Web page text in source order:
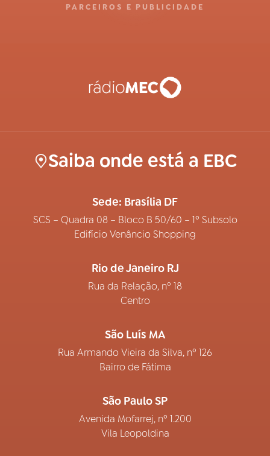
PARCEIROS E PUBLICIDADE
Saiba onde está a EBC
Sede: Brasília DF
SCS – Quadra 08 – Bloco B 50/60 – 1º Subsolo
Edifício Venâncio Shopping
Rio de Janeiro RJ
Rua da Relação, nº 18
Centro
São Luís MA
Rua Armando Vieira da Silva, nº 126
Bairro de Fátima
São Paulo SP
Avenida Mofarrej, nº 1.200
Vila Leopoldina